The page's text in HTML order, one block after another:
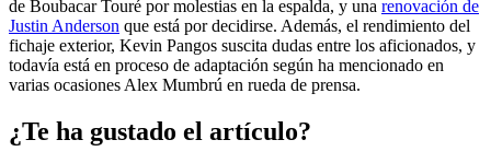
de Boubacar Touré por molestias en la espalda, y una renovación de
Justin Anderson que está por decidirse. Además, el rendimiento del
fichaje exterior, Kevin Pangos suscita dudas entre los aficionados, y
todavía está en proceso de adaptación según ha mencionado en
varias ocasiones Alex Mumbrú en rueda de prensa.
¿Te ha gustado el artículo?